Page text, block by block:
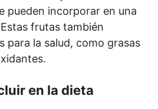
pueden incorporar en una
frutas también
para la salud, como grasas
en la dieta